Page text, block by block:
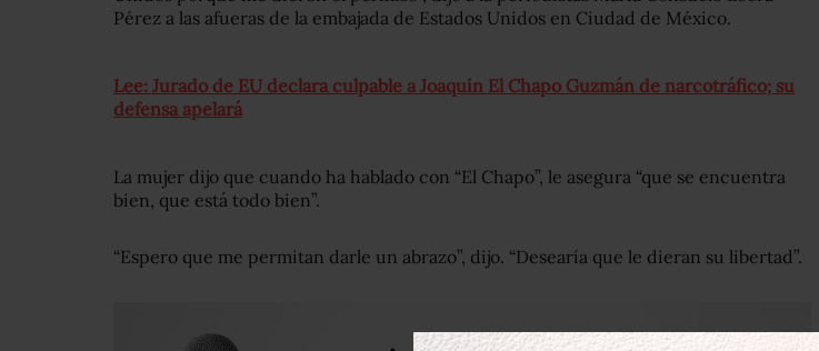
Pérez a las afueras de la embajada de Estados Unidos en Ciudad de México.
Lee: Jurado de EU declara culpable a Joaquín El Chapo Guzmán de narcotráfico; su
defensa apelará
La mujer dijo que cuando ha hablado con “El Chapo”, le asegura “que se encuentra
bien, que está todo bien”.
“Espero que me permitan darle un abrazo”, dijo. “Desearía que le dieran su libertad”.